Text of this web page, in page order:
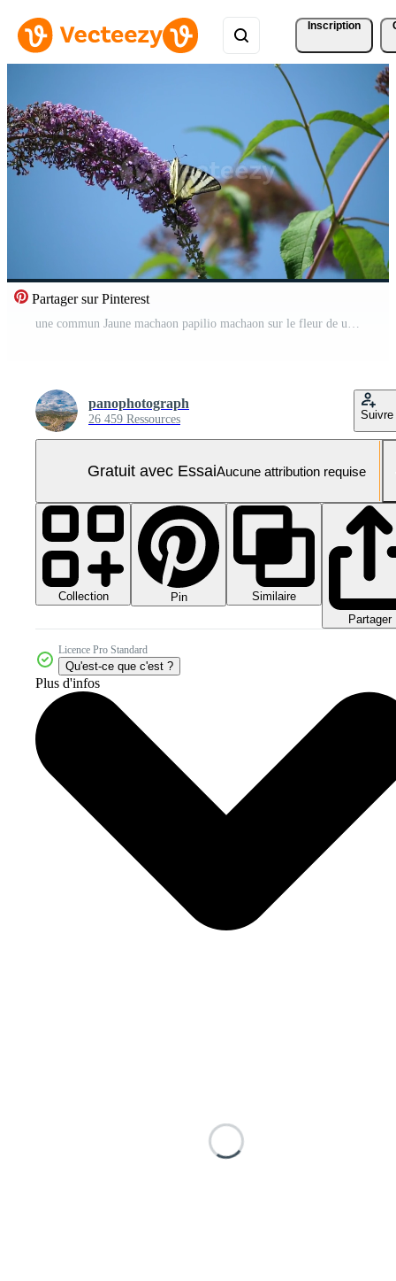
Inscription
Partager sur Pinterest
une commun Jaune machaon papilio machaon sur le fleur de une papillon buisson buddleja davidii . proche en haut, lent mouvement Vidéo Pro
panophotograph
26 459 Ressources Suivre
Gratuit avec EssaiAucune attribution requise
Collection Pin
Similaire
Partager
Licence Pro Standard
Qu'est-ce que c'est ?
Plus d'infos